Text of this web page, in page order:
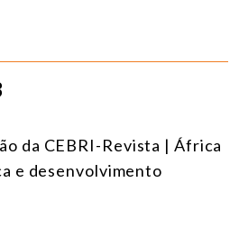
da CEBRI-Revista | África
e desenvolvimento